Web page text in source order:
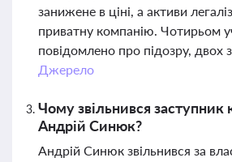
занижене в ціні, а активи
приватну компанію. Чотирьом
повідомлено про підозру, двох
Джерело
Чому звільнився заступник
Андрій Синюк?
Андрій Синюк звільнився за